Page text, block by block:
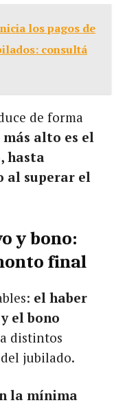
los pagos de
consultá
de forma
alto es el
hasta
al superar el
y bono:
final
el haber
el bono
distintos
jubilado.
la mínima